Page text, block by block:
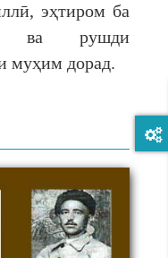
эҳтиром ба
ва рушди
муҳим дорад.